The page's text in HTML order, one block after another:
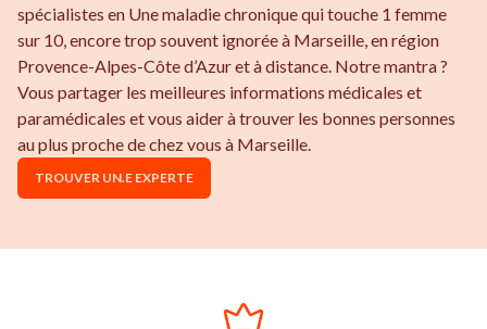
spécialistes en Une maladie chronique qui touche 1 femme
sur 10, encore trop souvent ignorée à Marseille, en région
Provence-Alpes-Côte d’Azur et à distance. Notre mantra ?
Vous partager les meilleures informations médicales et
paramédicales et vous aider à trouver les bonnes personnes
au plus proche de chez vous à Marseille.
TROUVER UN.E EXPERTE